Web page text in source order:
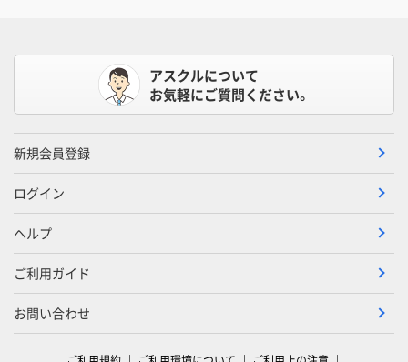
アスクルについて
お気軽にご質問ください。
新規会員登録
ログイン
ヘルプ
ご利用ガイド
お問い合わせ